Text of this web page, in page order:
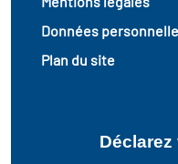
Données
Plan du site